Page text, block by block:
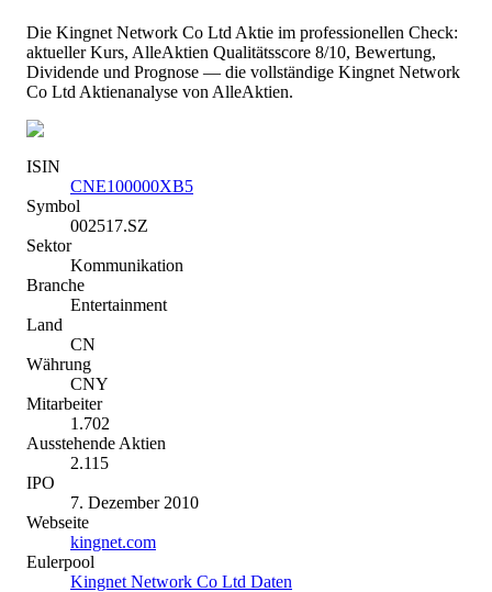
Die Kingnet Network Co Ltd Aktie im professionellen Check:
aktueller Kurs, AlleAktien Qualitätsscore 8/10, Bewertung,
Dividende und Prognose — die vollständige Kingnet Network
Co Ltd Aktienanalyse von AlleAktien.
ISIN
CNE100000XB5
Symbol
002517.SZ
Sektor
Kommunikation
Branche
Entertainment
Land
CN
Währung
CNY
Mitarbeiter
1.702
Ausstehende Aktien
2.115
IPO
7. Dezember 2010
Webseite
kingnet.com
Eulerpool
Kingnet Network Co Ltd Daten